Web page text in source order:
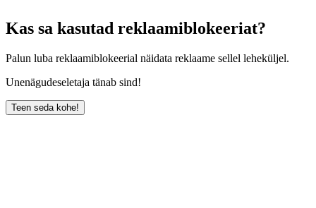
Kas sa kasutad reklaamiblokeeriat?
Palun luba reklaamiblokeerial näidata reklaame sellel leheküljel.
Unenägudeseletaja tänab sind!
Teen seda kohe!